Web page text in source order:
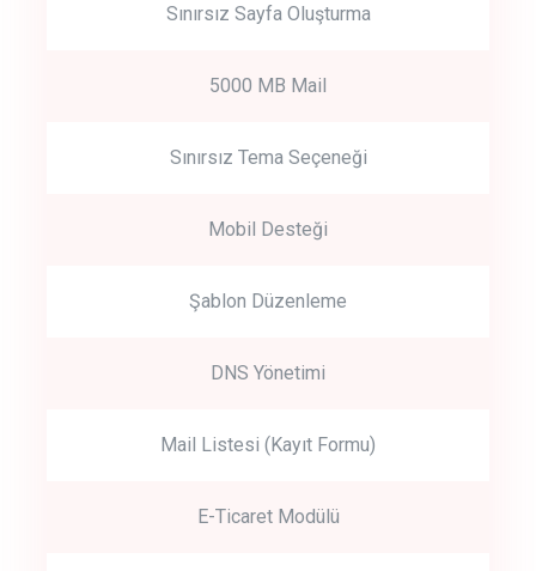
Sınırsız Sayfa Oluşturma
5000 MB Mail
Sınırsız Tema Seçeneği
Mobil Desteği
Şablon Düzenleme
DNS Yönetimi
Mail Listesi (Kayıt Formu)
E-Ticaret Modülü